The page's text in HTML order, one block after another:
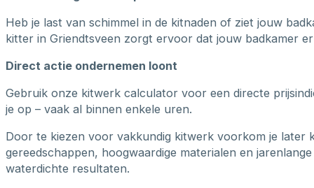
Heb je last van schimmel in de kitnaden of ziet jouw
kitter in Griendtsveen zorgt ervoor dat jouw badkamer
Direct actie ondernemen loont
Gebruik onze kitwerk calculator voor een directe
je op – vaak al binnen enkele uren.
Door te kiezen voor vakkundig kitwerk voorkom je later
gereedschappen, hoogwaardige materialen en
waterdichte resultaten.